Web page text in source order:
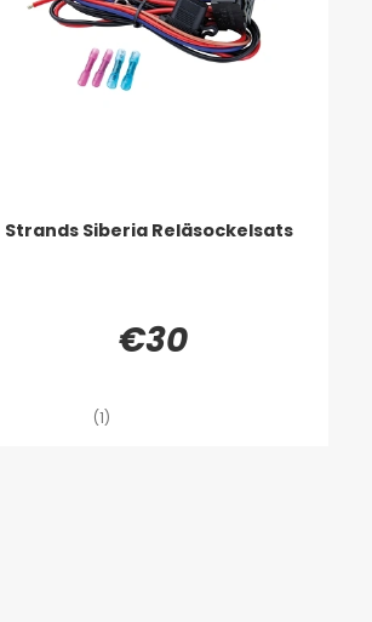
Strands Siberia Reläsockelsats
€30
(1)